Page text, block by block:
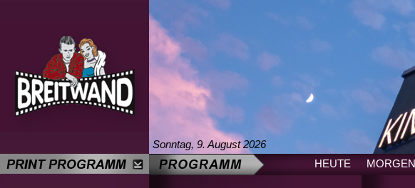
Sonntag, 9. August 2026
HEUTE
MORGEN